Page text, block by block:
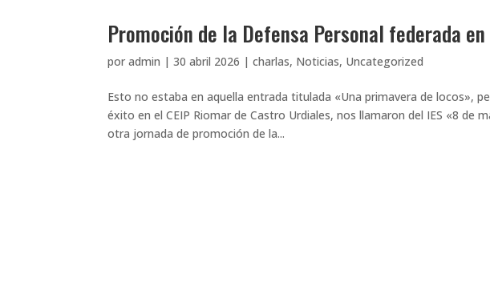
Promoción de la Defensa Personal federada
poradmin |30 abril 2026 |charlas, Noticias, Uncategorized
Esto no estaba en aquella entrada titulada «Una primavera de locos»,
éxito en el CEIP Riomar de Castro Urdiales, nos llamaron del IES «8 de
otra jornada de promoción de la...